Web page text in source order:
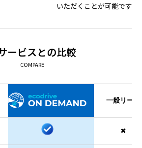
いただくことが可能です
ービスとの比較
COMPARE
一般リース
✖